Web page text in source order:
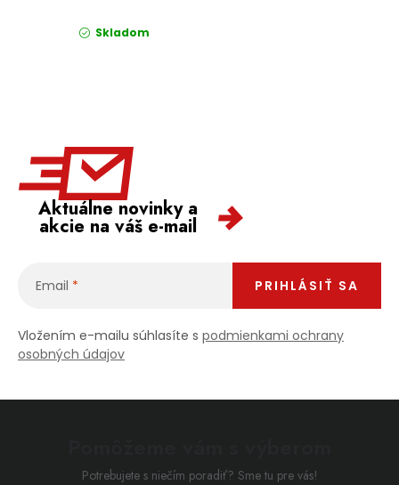
Skladom
Aktuálne novinky a
akcie na váš e-mail
Email
Vložením e-mailu súhlasíte s podmienkami ochrany
osobných údajov
PRIHLÁSIŤ SA
Potrebujete s niečím poradiť? Sme tu pre vás!